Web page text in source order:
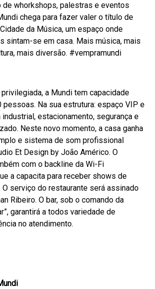
de whorkshops, palestras e eventos
chega para fazer valer o título de
da Música, um espaço onde
sintam-se em casa. Mais música, mais
mais diversão. #vempramundi
a Mundi tem capacidade
pessoas. Na sua estrutura: espaço VIP e
industrial, estacionamento, segurança e
Neste novo momento, a casa ganha
e sistema de som profissional
Et Design by João Américo. O
com o backline da Wi-Fi
a capacita para receber shows de
serviço do restaurante será assinado
Ribeiro. O bar, sob o comando da
garantirá a todos variedade de
no atendimento.